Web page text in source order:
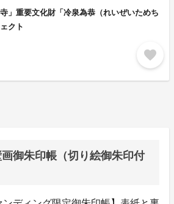
」重要文化財「冷泉為恭（れいぜいためち
クト
favorite
御朱印帳（切り絵御朱印付